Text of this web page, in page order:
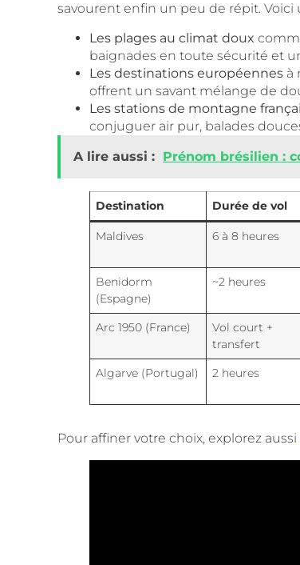
savourent enfin un peu de répit.
Les plages au climat doux
baignades en toute sécurité et
Les destinations européennes à
offrent un savant mélange de
Les stations de montagne
conjuguer air pur, balades
A lire aussi : Prénom brésilien :
Destination Durée de vol
Maldives 6 à 8 heures
Benidorm
(Espagne)
~2 heures
Arc 1950 (France)
Vol court +
transfert
Algarve (Portugal) 2 heures
Pour affiner votre choix, explorez aussi